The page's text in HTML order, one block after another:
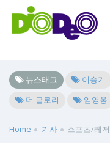
뉴스태그 이승기
더 글로리
임영웅
Home 기사 스포츠/레저